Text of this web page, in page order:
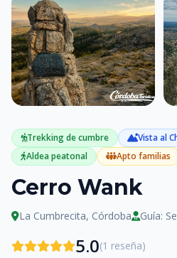
Trekking de cumbre
Vista al
Aldea peatonal
Apto familias
Cerro Wank
La Cumbrecita, Córdoba Guía:
5.0(1 reseña)